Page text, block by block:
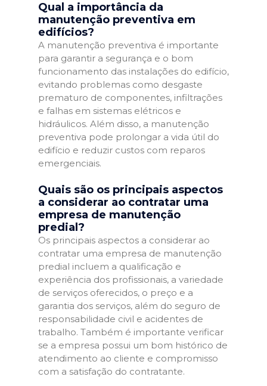
Qual a importância da
manutenção preventiva em
edifícios?
A manutenção preventiva é importante
para garantir a segurança e o bom
funcionamento das instalações do edifício,
evitando problemas como desgaste
prematuro de componentes, infiltrações
e falhas em sistemas elétricos e
hidráulicos. Além disso, a manutenção
preventiva pode prolongar a vida útil do
edifício e reduzir custos com reparos
emergenciais.
Quais são os principais aspectos
a considerar ao contratar uma
empresa de manutenção
predial?
Os principais aspectos a considerar ao
contratar uma empresa de manutenção
predial incluem a qualificação e
experiência dos profissionais, a variedade
de serviços oferecidos, o preço e a
garantia dos serviços, além do seguro de
responsabilidade civil e acidentes de
trabalho. Também é importante verificar
se a empresa possui um bom histórico de
atendimento ao cliente e compromisso
com a satisfação do contratante.